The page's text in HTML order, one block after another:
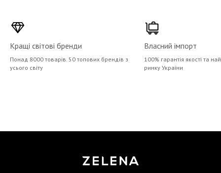
Кращі світові бренди
Понад 8000 товарів. 50 топових брендів з
усього світу
Власний імпорт
100% гарантія якості та
ринку України